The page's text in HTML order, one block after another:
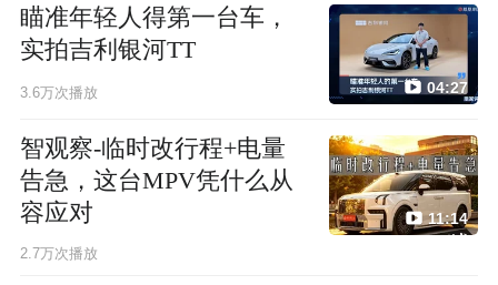
瞄准年轻人得第一台车，
实拍吉利银河TT
3.6万次播放 04:27
智观察-临时改行程+电量
告急，这台MPV凭什么从
容应对
2.7万次播放
11:14